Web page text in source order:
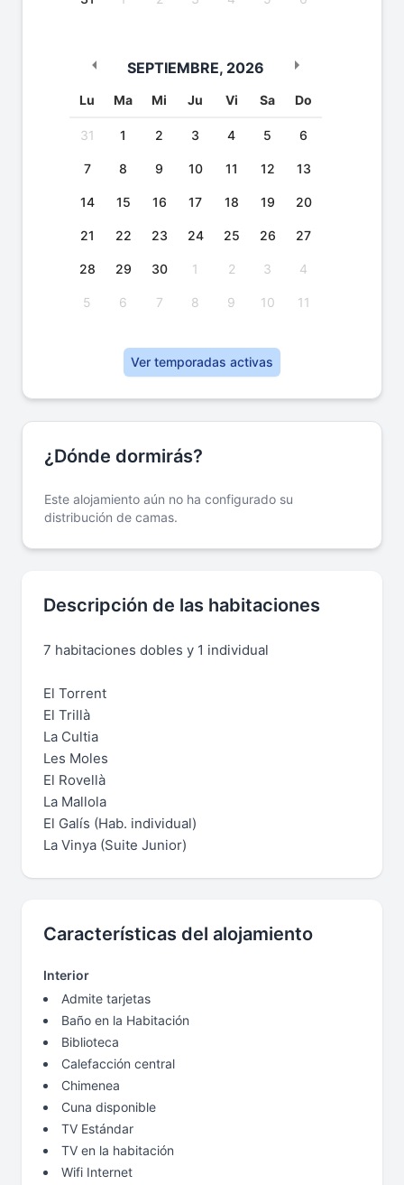
SEPTIEMBRE, 2026
Lu Ma Mi Ju Vi Sa Do
31 1 2 3 4 5 6
7 8 9 10 11 12 13
14 15 16 17 18 19 20
21 22 23 24 25 26 27
28 29 30 1 2 3 4
5 6 7 8 9 10 11
Ver temporadas activas
¿Dónde dormirás?
Este alojamiento aún no ha configurado su
distribución de camas.
Descripción de las habitaciones
7 habitaciones dobles y 1 individual
El Torrent
El Trillà
La Cultia
Les Moles
El Rovellà
La Mallola
El Galís (Hab. individual)
La Vinya (Suite Junior)
Características del alojamiento
Interior
Admite tarjetas
Baño en la Habitación
Biblioteca
Calefacción central
Chimenea
Cuna disponible
TV Estándar
TV en la habitación
Wifi Internet